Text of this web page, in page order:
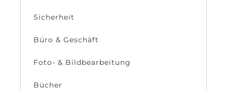
Sicherheit
Büro & Geschäft
Foto- & Bildbearbeitung
Bücher